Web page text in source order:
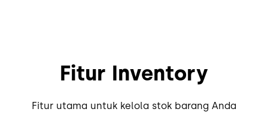
Fitur Inventory
Fitur utama untuk kelola stok barang Anda